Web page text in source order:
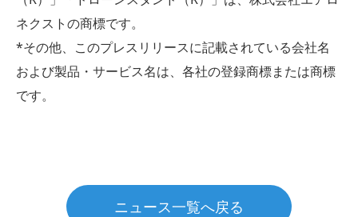
ネクストの商標です。
*その他、このプレスリリースに記載されている会社名
および製品・サービス名は、各社の登録商標または商標
です。
ニュース一覧へ戻る